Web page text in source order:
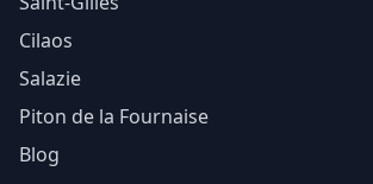
Cilaos
Salazie
Piton de la Fournaise
Blog